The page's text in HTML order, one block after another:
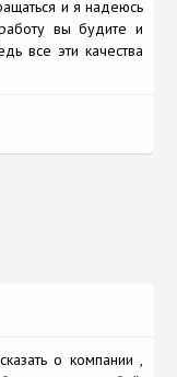
и я надеюсь
вы будите и
все эти качества
о компании ,